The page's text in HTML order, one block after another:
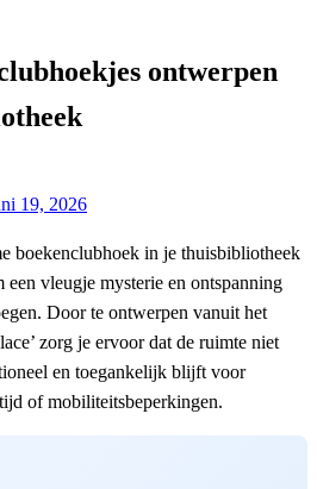
ontwerpen
19, 2026
boekenclubhoek in je thuisbibliotheek
een vleugje mysterie en ontspanning
Door te ontwerpen vanuit het
zorg je ervoor dat de ruimte niet
en toegankelijk blijft voor
of mobiliteitsbeperkingen.